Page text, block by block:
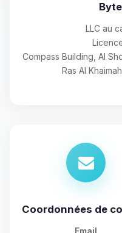
LLC au
Compass Building, Al
Ras Al
Coordonnées de
Email
Youpi, enfin
parler ! Moi
assistant
tu as besoin
08/08/2026 à